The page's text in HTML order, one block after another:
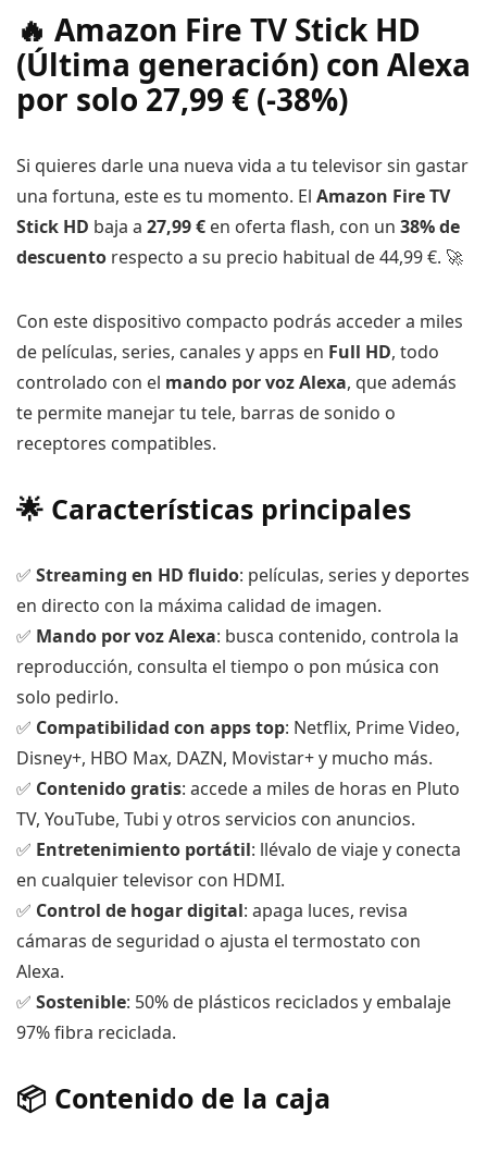
🔥 Amazon Fire TV Stick HD
(Última generación) con Alexa
por solo 27,99 € (-38%)
Si quieres darle una nueva vida a tu televisor sin gastar
una fortuna, este es tu momento. El Amazon Fire TV
Stick HD baja a 27,99 € en oferta flash, con un 38% de
descuento respecto a su precio habitual de 44,99 €. 🚀
Con este dispositivo compacto podrás acceder a miles
de películas, series, canales y apps en Full HD, todo
controlado con el mando por voz Alexa, que además
te permite manejar tu tele, barras de sonido o
receptores compatibles.
🌟 Características principales
✅ Streaming en HD fluido: películas, series y deportes
en directo con la máxima calidad de imagen.
✅ Mando por voz Alexa: busca contenido, controla la
reproducción, consulta el tiempo o pon música con
solo pedirlo.
✅ Compatibilidad con apps top: Netflix, Prime Video,
Disney+, HBO Max, DAZN, Movistar+ y mucho más.
✅ Contenido gratis: accede a miles de horas en Pluto
TV, YouTube, Tubi y otros servicios con anuncios.
✅ Entretenimiento portátil: llévalo de viaje y conecta
en cualquier televisor con HDMI.
✅ Control de hogar digital: apaga luces, revisa
cámaras de seguridad o ajusta el termostato con
Alexa.
✅ Sostenible: 50% de plásticos reciclados y embalaje
97% fibra reciclada.
📦 Contenido de la caja